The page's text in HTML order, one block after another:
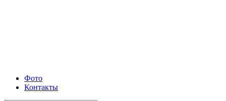
Фото
Контакты